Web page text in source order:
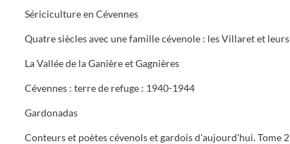
Sériciculture en Cévennes
La Vallée de la Ganière et Gagnières
Cévennes : terre de refuge : 1940-1944
Gardonadas
Conteurs et poètes cévenols et gardois d'aujourd'hui. Tome 2